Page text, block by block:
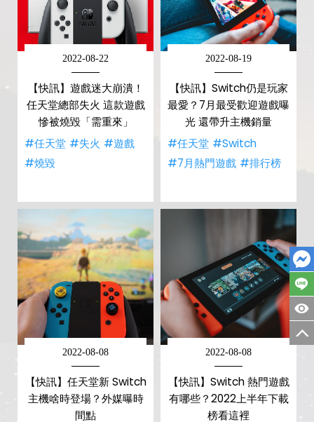
2022-08-22
【快訊】遊戲迷大崩潰！
任天堂總部失火 這款遊戲
慘被燒毀「需重來」
#任天堂 #失火 #遊戲
#燒毀
2022-08-19
【快訊】Switch仍是玩家
最愛？7月最受歡迎遊戲曝
光 還帶升主機銷量
#任天堂 #Switch
#7月熱門遊戲 #排行榜
2022-08-08
【快訊】任天堂新 Switch
主機啥時登場？外媒曝時
間點
2022-08-08
【快訊】Switch 熱門遊戲
有哪些？2022上半年下載
榜看這裡